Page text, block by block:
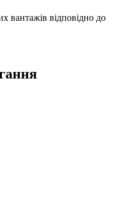
вантажів відповідно до